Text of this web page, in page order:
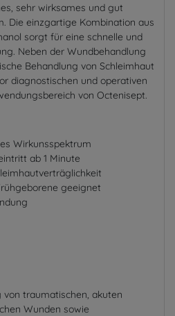
sehr wirksames und gut
Die einzgartige Kombination aus
sorgt für eine schnelle und
Neben der Wundbehandlung
Behandlung von Schleimhaut
diagnostischen und operativen
von Octenisept.
Wirkunsspektrum
ab 1 Minute
geeignet
traumatischen, akuten
Wunden sowie